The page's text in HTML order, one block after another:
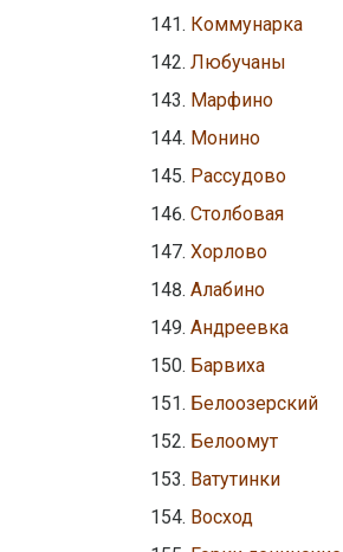
Коммунарка
Любучаны
Марфино
Монино
Рассудово
Столбовая
Хорлово
Алабино
Андреевка
Барвиха
Белоозерский
Белоомут
Ватутинки
Восход